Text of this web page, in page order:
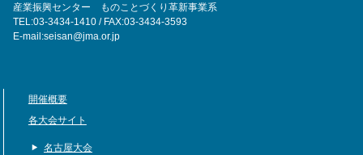
産業振興センター ものことづくり革新事業系
TEL:03-3434-1410 / FAX:03-3434-3593
E-mail:seisan@jma.or.jp
開催概要
各大会サイト
名古屋大会